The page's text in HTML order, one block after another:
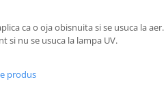
ca o oja obisnuita si se usuca la aer.
si nu se usuca la lampa UV.
produs